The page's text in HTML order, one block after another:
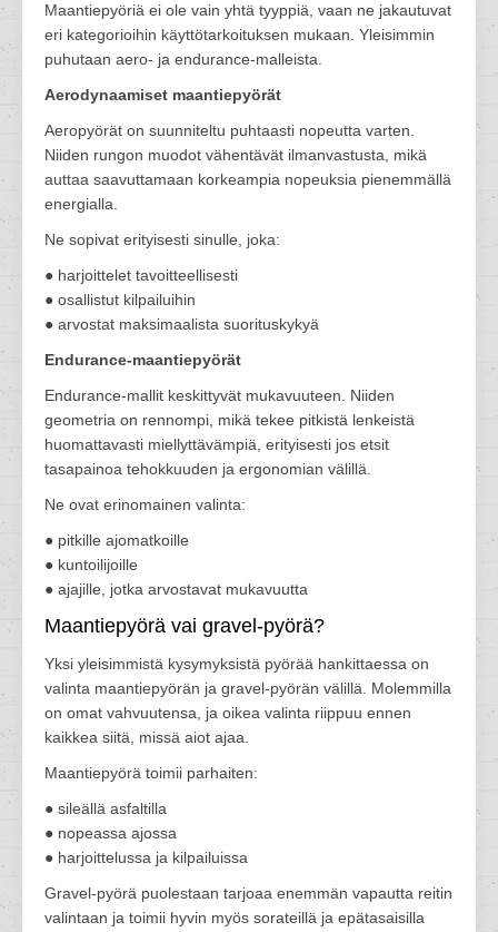
Maantiepyöriä ei ole vain yhtä tyyppiä, vaan ne jakautuvat
eri kategorioihin käyttötarkoituksen mukaan. Yleisimmin
puhutaan aero- ja endurance-malleista.
Aerodynaamiset maantiepyörät
Aeropyörät on suunniteltu puhtaasti nopeutta varten.
Niiden rungon muodot vähentävät ilmanvastusta, mikä
auttaa saavuttamaan korkeampia nopeuksia pienemmällä
energialla.
Ne sopivat erityisesti sinulle, joka:
● harjoittelet tavoitteellisesti
● osallistut kilpailuihin
● arvostat maksimaalista suorituskykyä
Endurance-maantiepyörät
Endurance-mallit keskittyvät mukavuuteen. Niiden
geometria on rennompi, mikä tekee pitkistä lenkeistä
huomattavasti miellyttävämpiä, erityisesti jos etsit
tasapainoa tehokkuuden ja ergonomian välillä.
Ne ovat erinomainen valinta:
● pitkille ajomatkoille
● kuntoilijoille
● ajajille, jotka arvostavat mukavuutta
Maantiepyörä vai gravel-pyörä?
Yksi yleisimmistä kysymyksistä pyörää hankittaessa on
valinta maantiepyörän ja gravel-pyörän välillä. Molemmilla
on omat vahvuutensa, ja oikea valinta riippuu ennen
kaikkea siitä, missä aiot ajaa.
Maantiepyörä toimii parhaiten:
● sileällä asfaltilla
● nopeassa ajossa
● harjoittelussa ja kilpailuissa
Gravel-pyörä puolestaan tarjoaa enemmän vapautta reitin
valintaan ja toimii hyvin myös sorateillä ja epätasaisilla